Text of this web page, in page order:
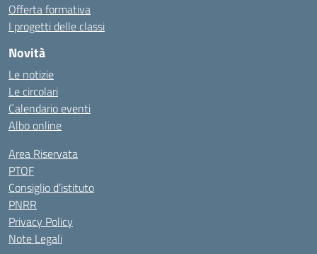
Offerta formativa
I progetti delle classi
Novità
Le notizie
Le circolari
Calendario eventi
Albo online
Area Riservata
PTOF
Consiglio d’istituto
PNRR
Privacy Policy
Note Legali